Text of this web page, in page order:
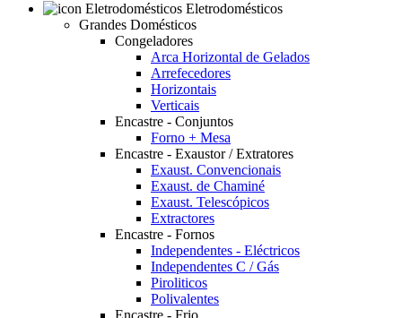
Eletrodomésticos
Grandes Domésticos
Congeladores
Arca Horizontal de Gelados
Arrefecedores
Horizontais
Verticais
Encastre - Conjuntos
Forno + Mesa
Encastre - Exaustor / Extratores
Exaust. Convencionais
Exaust. de Chaminé
Exaust. Telescópicos
Extractores
Encastre - Fornos
Independentes - Eléctricos
Independentes C / Gás
Piroliticos
Polivalentes
Encastre - Frio